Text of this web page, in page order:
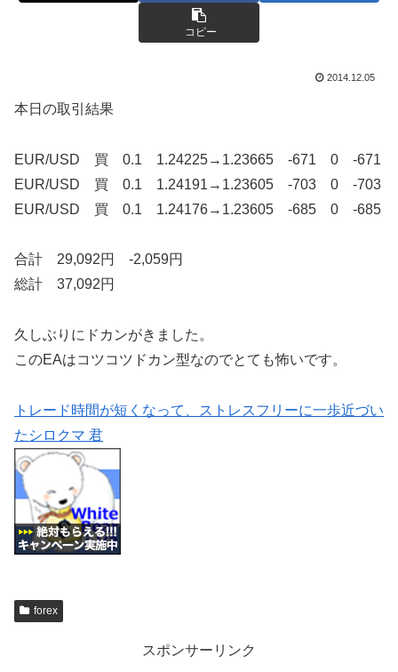
コピー
2014.12.05
本日の取引結果
EUR/USD 買 0.1 1.24225→1.23665 -671 0 -671
EUR/USD 買 0.1 1.24191→1.23605 -703 0 -703
EUR/USD 買 0.1 1.24176→1.23605 -685 0 -685
合計 29,092円 -2,059円
総計 37,092円
久しぶりにドカンがきました。
このEAはコツコツドカン型なのでとても怖いです。
トレード時間が短くなって、ストレスフリーに一歩近づい
たシロクマ 君
forex
スポンサーリンク